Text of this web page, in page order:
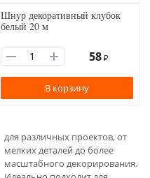
Шнур декоративный клубок
белый 20 м
58 ₽
В корзину